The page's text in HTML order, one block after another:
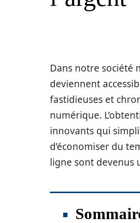
Dans notre société
deviennent
fastidieuses et
numérique.
innovants qui
d’économiser du
ligne sont devenus